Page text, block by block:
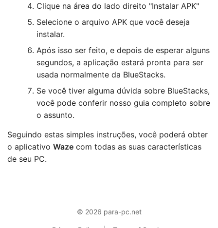
Clique na área do lado direito "Instalar APK"
Selecione o arquivo APK que você deseja
instalar.
Após isso ser feito, e depois de esperar alguns
segundos, a aplicação estará pronta para ser
usada normalmente da BlueStacks.
Se você tiver alguma dúvida sobre BlueStacks,
você pode conferir nosso guia completo sobre
o assunto.
Seguindo estas simples instruções, você poderá obter
o aplicativo Waze com todas as suas características
de seu PC.
© 2026 para-pc.net